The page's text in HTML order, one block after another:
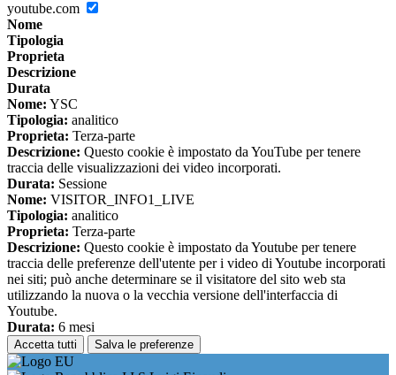
youtube.com
Nome
Tipologia
Proprieta
Descrizione
Durata
Nome: YSC
Tipologia: analitico
Proprieta: Terza-parte
Descrizione: Questo cookie è impostato da YouTube per tenere
traccia delle visualizzazioni dei video incorporati.
Durata: Sessione
Nome: VISITOR_INFO1_LIVE
Tipologia: analitico
Proprieta: Terza-parte
Descrizione: Questo cookie è impostato da Youtube per tenere
traccia delle preferenze dell'utente per i video di Youtube incorporati
nei siti; può anche determinare se il visitatore del sito web sta
utilizzando la nuova o la vecchia versione dell'interfaccia di
Youtube.
Durata: 6 mesi
Accetta tutti Salva le preferenze